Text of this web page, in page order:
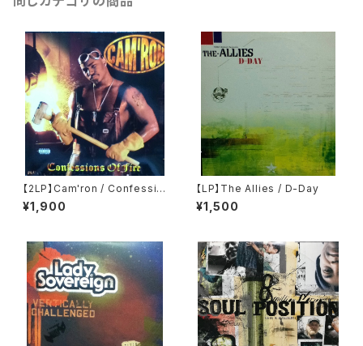
【2LP】Cam'ron / Confessio
ns Of Fire
¥1,900
【LP】The Allies / D-Day
¥1,500